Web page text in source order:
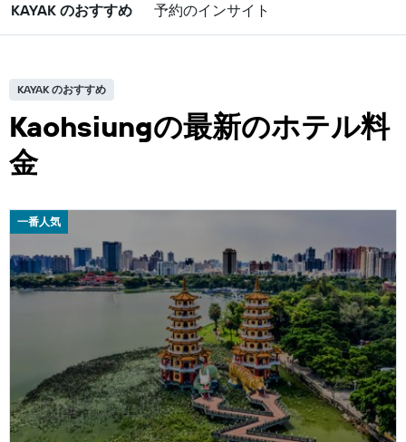
KAYAK のおすすめ 予約のインサイト
KAYAK のおすすめ
Kaohsiungの最新のホテル料
金
一番人気